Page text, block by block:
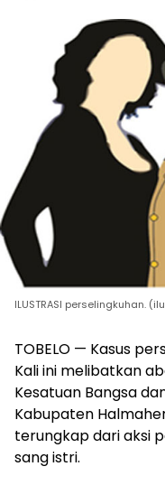
ILUSTRASI perselingkuhan.
TOBELO — Kasus
Kali ini melibatkan
Kesatuan Bangsa
Kabupaten
terungkap dari aksi
sang istri.